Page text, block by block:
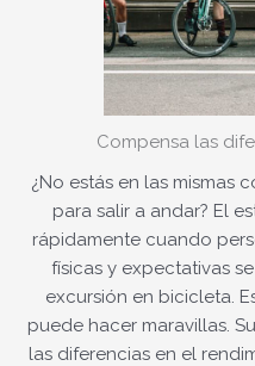
Compensa las
¿No estás en las mismas
para salir a andar? El
rápidamente cuando
físicas y expectativas
excursión en bicicleta.
puede hacer maravillas.
las diferencias en el